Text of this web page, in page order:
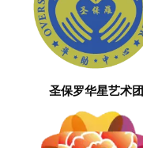
圣保罗华星艺术团